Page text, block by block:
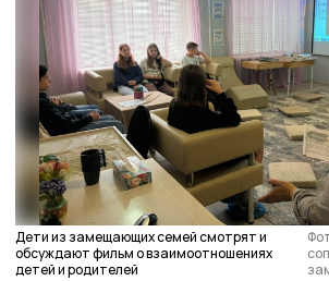
Дети из замещающих семей смотрят и
обсуждают фильм о взаимоотношениях
детей и родителей